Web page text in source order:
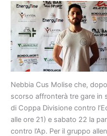
Nebbia Cus Molise che,
scorso affronterà tre gare in
di Coppa Divisione contro
alle ore 21) e sabato 22 la
contro l’Ap. Per il gruppo